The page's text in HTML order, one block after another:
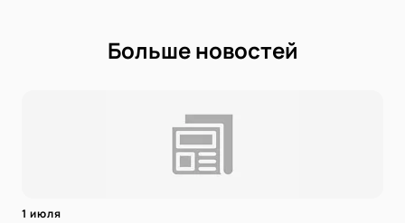
Больше новостей
1 июля